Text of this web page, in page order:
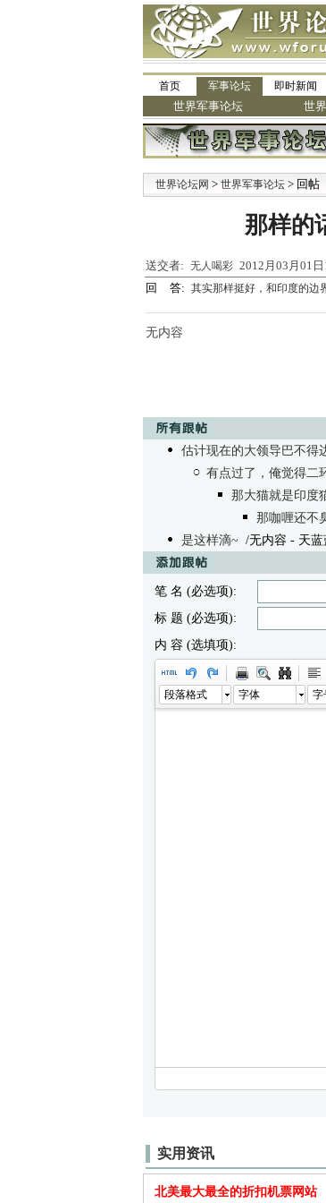
首页 军事论坛 即时新闻
世界军事论坛 世
世界论坛网 > 世界军事论坛 > 回帖
那样的
送交者: 无人喝彩 2012月03月01
回 答: 其实那样挺好，和印度的边
无内容
估计现在的大领导巴不得
有点过了，俺觉得二
那大猫就是印度
那咖喱还不
是这样滴~ /无内容 - 天蓝
笔 名 (必选项):
标 题 (必选项):
内 容 (选填项):
段落格式 字体 字
实用资讯
北美最大最全的折扣机票网站